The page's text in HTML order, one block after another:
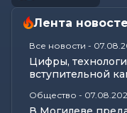
Лента
Все новости -
Цифры,
вступительной
Общество -